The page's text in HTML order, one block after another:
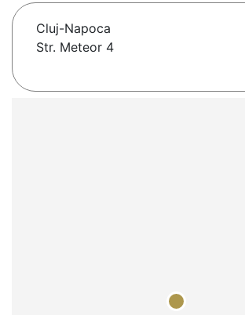
Cluj-Napoca
Str. Meteor 4